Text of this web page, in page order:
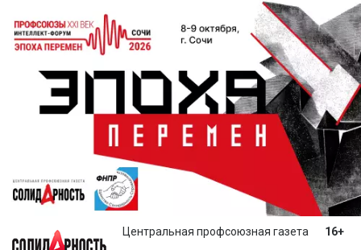
Центральная профсоюзная газета 16+